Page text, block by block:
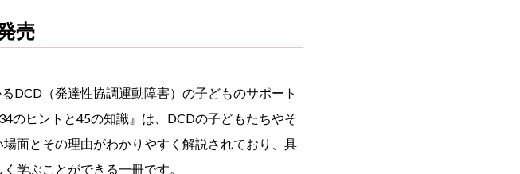
売
DCD（発達性協調運動障害）の子どものサポート
ヒントと45の知識』は、DCDの子どもたちやそ
面とその理由がわかりやすく解説されており、具
学ぶことができる一冊です。